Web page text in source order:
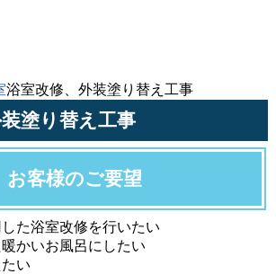
浴室改修、外装塗り替え工事
塗り替え工事
お客様のご要望
した浴室改修を行いたい
かいお風呂にしたい
い